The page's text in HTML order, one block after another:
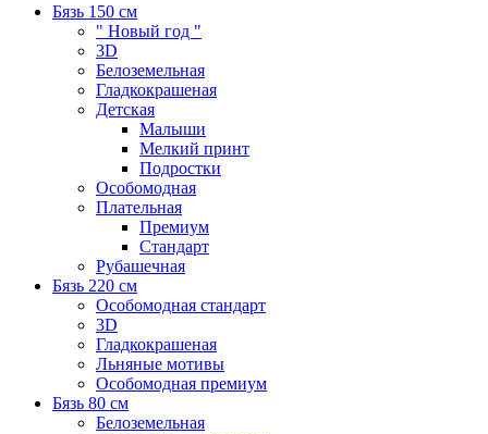
Бязь 150 см
" Новый год "
3D
Белоземельная
Гладкокрашеная
Детская
Малыши
Мелкий принт
Подростки
Особомодная
Плательная
Премиум
Стандарт
Рубашечная
Бязь 220 см
Особомодная стандарт
3D
Гладкокрашеная
Льняные мотивы
Особомодная премиум
Бязь 80 см
Белоземельная